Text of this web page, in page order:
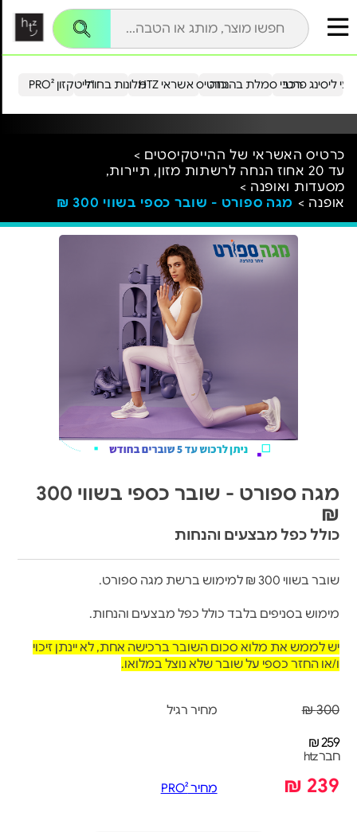
הייטקזון PRO²מלונות בחו"ל כרטיס אשראי HTZ ליסינג פרטירכבי סמלת בהנחה
כרטיס האשראי של ההייטקיסטים >
עד 20 אחוז הנחה לרשתות מזון, תיירות,
מסעדות ואופנה >
אופנה > מגה ספורט - שובר כספי בשווי 300 ₪
מגה ספורט - שובר כספי בשווי 300
₪
כולל כפל מבצעים והנחות
שובר בשווי 300 ₪ למימוש ברשת מגה ספורט.
מימוש בסניפים בלבד כולל כפל מבצעים והנחות.
יש לממש את מלוא סכום השובר ברכישה אחת, לא יינתן זיכוי
ו/או החזר כספי על שובר שלא נוצל במלואו.
300 ₪ מחיר רגיל
259 ₪
חבר htz
239 ₪ מחיר PRO²